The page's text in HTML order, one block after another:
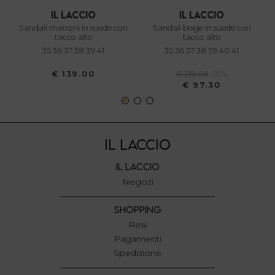
il laccio
sandali marroni in suede con
tacco alto
35 36 37 38 39 41
€ 139.00
il laccio
sandali beige in suede con
tacco alto
35 36 37 38 39 40 41
€ 139.00
-30%
€ 97.30
IL LACCIO
IL LACCIO
Negozi
SHOPPING
Resi
Pagamenti
Spedizione